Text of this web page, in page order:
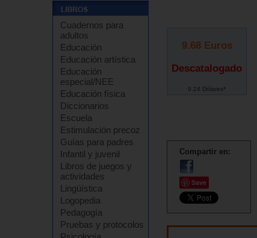
Cuadernos para
adultos
Educación
Educación artística
Educación
especial/NEE
Educación física
Diccionarios
Escuela
Estimulación precoz
Guías para padres
Infantil y juvenil
Libros de juegos y
actividades
Lingüística
Logopedia
Pedagogía
Pruebas y protocolos
9.68 Euros
Descatalogado
9.24 Dólares*
Compartir en:
Save